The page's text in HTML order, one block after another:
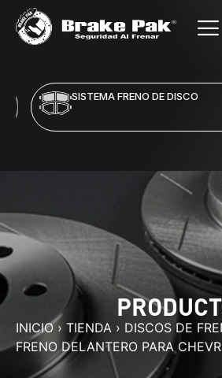
SISTEMA FRENO DE DISCO
INICIO› TIENDA › DISCOS DE
FRENO DELANTERO PARA